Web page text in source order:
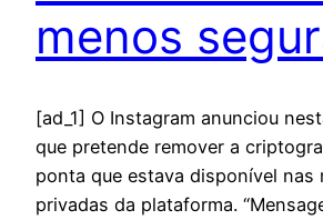
menos
[ad_1] O Instagram anunciou
que pretende remover a
ponta que estava disponível nas
privadas da plataforma.